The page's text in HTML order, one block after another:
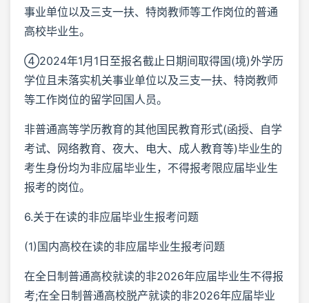
事业单位以及三支一扶、特岗教师等工作岗位的普通
高校毕业生。
④2024年1月1日至报名截止日期间取得国(境)外学历
学位且未落实机关事业单位以及三支一扶、特岗教师
等工作岗位的留学回国人员。
非普通高等学历教育的其他国民教育形式(函授、自学
考试、网络教育、夜大、电大、成人教育等)毕业生的
考生身份均为非应届毕业生，不得报考限应届毕业生
报考的岗位。
6.关于在读的非应届毕业生报考问题
(1)国内高校在读的非应届毕业生报考问题
在全日制普通高校就读的非2026年应届毕业生不得报
考;在全日制普通高校脱产就读的非2026年应届毕业